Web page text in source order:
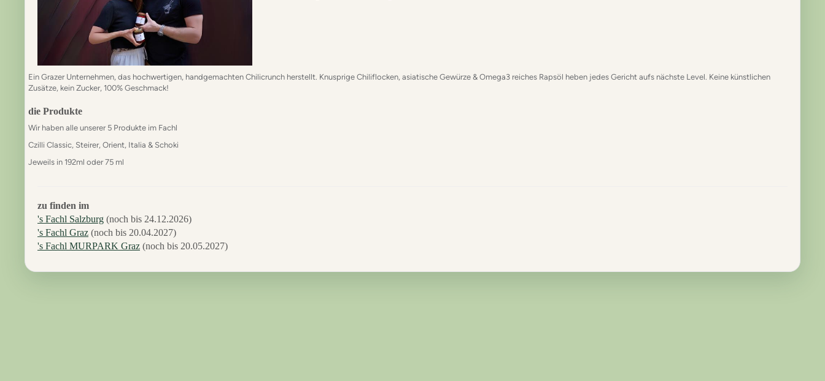
Ein Grazer Unternehmen, das hochwertigen, handgemachten Chilicrunch herstellt. Knusprige Chiliflocken, asiatische Gewürze & Omega3 reiches Rapsöl heben jedes Gericht aufs nächste Level. Keine künstlichen
Zusätze, kein Zucker, 100% Geschmack!
die Produkte
Wir haben alle unserer 5 Produkte im Fachl
Czilli Classic, Steirer, Orient, Italia & Schoki
Jeweils in 192ml oder 75 ml
zu finden im
's Fachl Salzburg (noch bis 24.12.2026)
's Fachl Graz (noch bis 20.04.2027)
's Fachl MURPARK Graz (noch bis 20.05.2027)